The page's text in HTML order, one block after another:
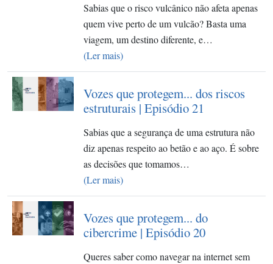
Sabias que o risco vulcânico não afeta apenas
quem vive perto de um vulcão? Basta uma
viagem, um destino diferente, e…
(Ler mais)
Vozes que protegem... dos riscos
estruturais | Episódio 21
Sabias que a segurança de uma estrutura não
diz apenas respeito ao betão e ao aço. É sobre
as decisões que tomamos…
(Ler mais)
Vozes que protegem... do
cibercrime | Episódio 20
Queres saber como navegar na internet sem